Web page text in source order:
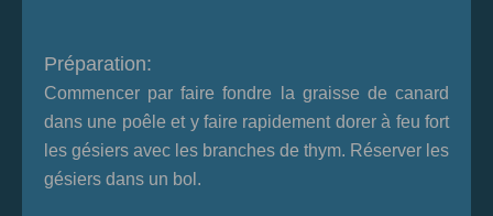
Préparation:
Commencer par faire fondre la graisse de canard
dans une poêle et y faire rapidement dorer à feu fort
les gésiers avec les branches de thym. Réserver les
gésiers dans un bol.